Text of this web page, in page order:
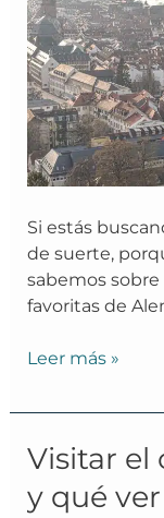
Si estás
de suerte,
sabemos
favoritas de
Leer más »
Visitar el
y qué
Visitar
castillo